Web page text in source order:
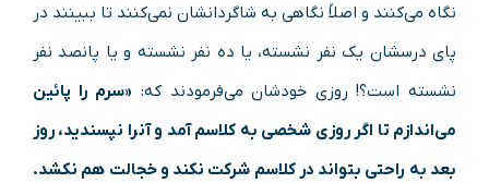
نگاه می‌کنند و اصلاً نگاهی به شاگردانشان نمی‌کنند تا ببینند در
پای درسشان یک نفر نشسته، یا ده نفر نشسته و یا پانصد نفر
نشسته است؟! روزی خودشان می‌فرمودند که: «سرم را پائین
می‌اندازم تا اگر روزی شخصی به کلاسم آمد و آنرا نپسندید، روز
بعد به راحتی بتواند در کلاسم شرکت نکند و خجالت هم نکشد.